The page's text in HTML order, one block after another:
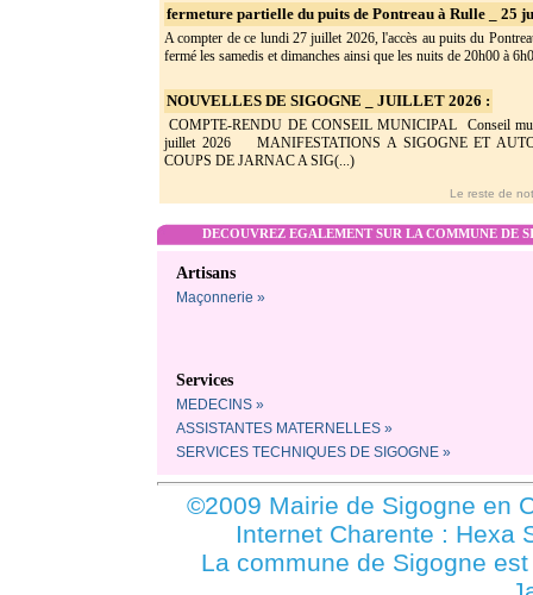
fermeture partielle du puits de Pontreau à Rulle _ 25
A compter de ce lundi 27 juillet 2026, l'accès au puits du
fermé les samedis et dimanches ainsi que les nuits de 20h00 à
NOUVELLES DE SIGOGNE _ JUILLET 2026 :
COMPTE-RENDU DE CONSEIL MUNICIPAL Conseil
juillet 2026 MANIFESTATIONS A SIGOGNE ET
COUPS DE JARNAC A SIG(...)
Le reste de
DECOUVREZ EGALEMENT SUR LA COMMUNE DE
Artisans
Maçonnerie »
Services
MEDECINS »
ASSISTANTES MATERNELLES »
SERVICES TECHNIQUES DE SIGOGNE »
©2009 Mairie de Sigogne en
Internet Charente : Hexa
La commune de Sigogne